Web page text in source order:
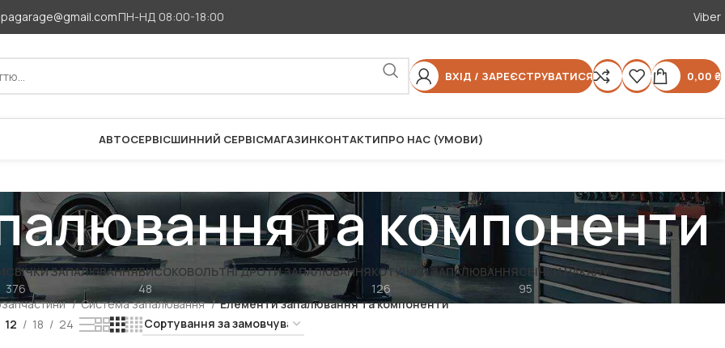
ПН-НД 08:00-18:00 Viber
ВХІД / ЗАРЕЄСТРУВАТИСЯ 0,00 ₴
АВТОСЕРВІСШИННИЙ СЕРВІСМАГАЗИНКОНТАКТИПРО НАС (УМОВИ)
та компоненти
СВІЧКИ ЗАПАЛЮВАННЯ
376
ВИСОКОВОЛЬТНІ ДРОТИ ЗАПАЛЮВАННЯ
48
КОТУШКИ ЗАПАЛЮВАННЯ
126
СВІЧКИ НАКАЛУ
95
Система запалювання
Елементи запалювання та компоненти
12 18 24